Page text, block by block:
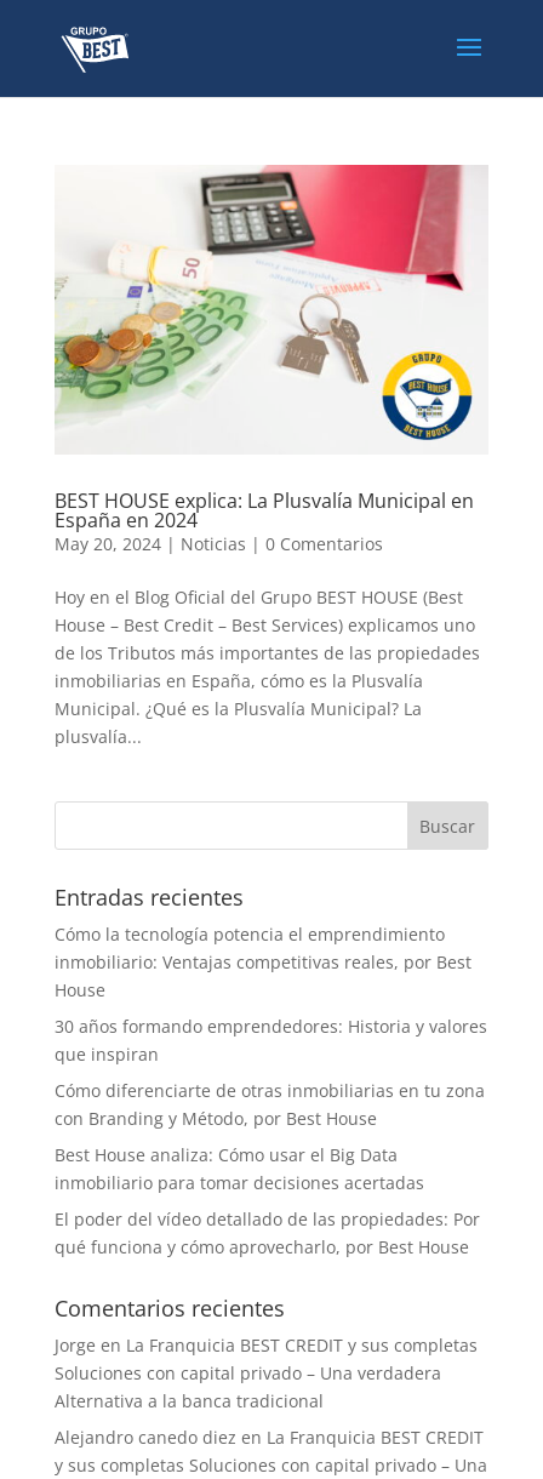
BEST HOUSE explica: La Plusvalía Municipal en
España en 2024
May 20, 2024| Noticias | 0 Comentarios
Hoy en el Blog Oficial del Grupo BEST HOUSE (Best
House – Best Credit – Best Services) explicamos uno
de los Tributos más importantes de las propiedades
inmobiliarias en España, cómo es la Plusvalía
Municipal. ¿Qué es la Plusvalía Municipal? La
plusvalía...
Entradas recientes
Cómo la tecnología potencia el emprendimiento
inmobiliario: Ventajas competitivas reales, por Best
House
30 años formando emprendedores: Historia y valores
que inspiran
Cómo diferenciarte de otras inmobiliarias en tu zona
con Branding y Método, por Best House
Best House analiza: Cómo usar el Big Data
inmobiliario para tomar decisiones acertadas
El poder del vídeo detallado de las propiedades: Por
qué funciona y cómo aprovecharlo, por Best House
Comentarios recientes
Jorge en La Franquicia BEST CREDIT y sus completas
Soluciones con capital privado – Una verdadera
Alternativa a la banca tradicional
Alejandro canedo diez en La Franquicia BEST CREDIT
y sus completas Soluciones con capital privado – Una